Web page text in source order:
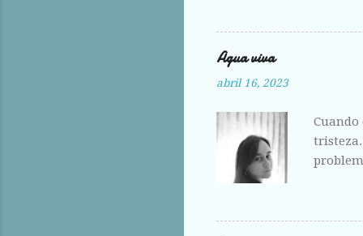
Agua viva
abril 16, 2023
tristeza.